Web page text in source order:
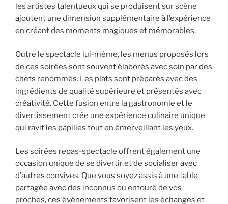
les artistes talentueux qui se produisent sur scène
ajoutent une dimension supplémentaire à l’expérience
en créant des moments magiques et mémorables.
Outre le spectacle lui-même, les menus proposés lors
de ces soirées sont souvent élaborés avec soin par des
chefs renommés. Les plats sont préparés avec des
ingrédients de qualité supérieure et présentés avec
créativité. Cette fusion entre la gastronomie et le
divertissement crée une expérience culinaire unique
qui ravit les papilles tout en émerveillant les yeux.
Les soirées repas-spectacle offrent également une
occasion unique de se divertir et de socialiser avec
d’autres convives. Que vous soyez assis à une table
partagée avec des inconnus ou entouré de vos
proches, ces événements favorisent les échanges et